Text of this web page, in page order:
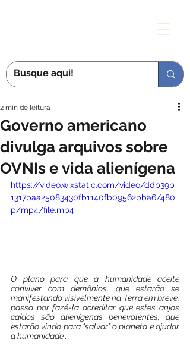
Governo americano
divulga arquivos sobre
OVNIs e vida alienígena
2 min de leitura
https://video.wixstatic.com/video/ddb39b_
1317baa25083430fb1140fb09562bba6/480
p/mp4/file.mp4
O plano para que a humanidade aceite
conviver com demônios, que estarão se
manifestando visivelmente na Terra em breve,
passa por fazê-la acreditar que estes anjos
caídos são alienígenas benevolentes, que
estarão vindo para "salvar" o planeta e ajudar
a humanidade..